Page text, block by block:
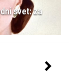
svet: za